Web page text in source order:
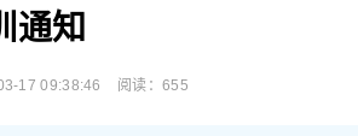
通知
17 09:38:46 阅读：655